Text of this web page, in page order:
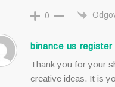
0
binance us register
Thank you for your
creative ideas. It is